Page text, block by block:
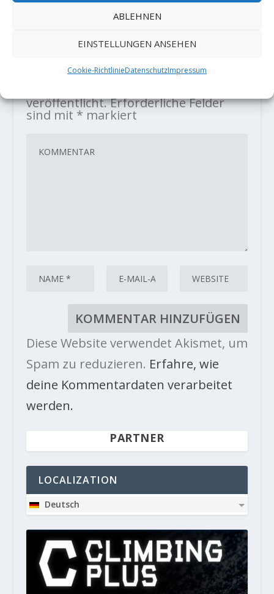
ABLEHNEN
EINSTELLUNGEN ANSEHEN
Cookie-RichtlinieDatenschutzImpressum
HINTERLASSE EINE ANTWORT
veröffentlicht.Erforderliche Felder
sind mit * markiert
Diese Website verwendet Akismet, um
Spam zu reduzieren. Erfahre, wie
deine Kommentardaten verarbeitet
werden.
PARTNER
LOCALIZATION
Deutsch